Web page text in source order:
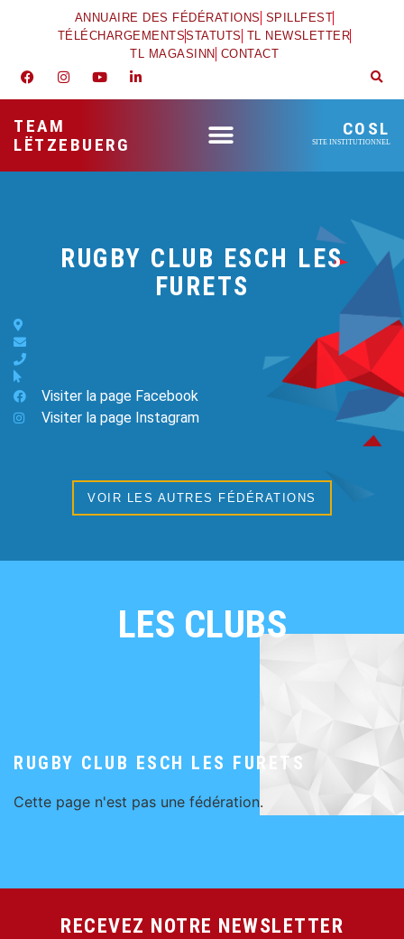
ANNUAIRE DES FÉDÉRATIONS SPILLFEST
TÉLÉCHARGEMENTSSTATUTS TL NEWSLETTER
TL MAGASINN CONTACT
TEAM
LËTZEBUERG
COSL
SITE INSTITUTIONNEL
RUGBY CLUB ESCH LES
FURETS
Visiter la page Facebook
Visiter la page Instagram
VOIR LES AUTRES FÉDÉRATIONS
LES CLUBS
RUGBY CLUB ESCH LES FURETS
Cette page n'est pas une fédération.
RECEVEZ NOTRE NEWSLETTER